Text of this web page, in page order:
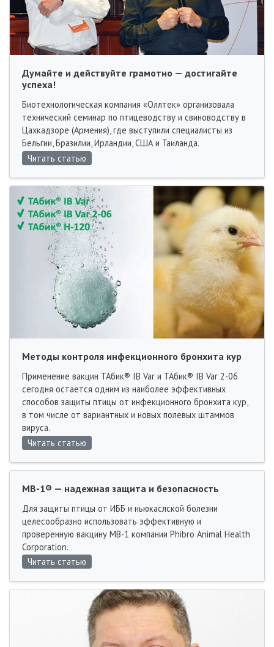
Думайте и действуйте грамотно — достигайте
успеха!
Биотехнологическая компания «Оллтек» организовала
технический семинар по птицеводству и свиноводству в
Цахкадзоре (Армения), где выступили специалисты из
Бельгии, Бразилии, Ирландии, США и Таиланда.
Читать статью
Методы контроля инфекционного бронхита кур
Применение вакцин ТАбик® IB Var и ТАбик® IB Var 2-06
сегодня остается одним из наиболее эффективных
способов защиты птицы от инфекционного бронхита кур,
в том числе от вариантных и новых полевых штаммов
вируса.
Читать статью
MB-1® — надежная защита и безопасность
Для защиты птицы от ИББ и ньюкаслской болезни
целесообразно использовать эффективную и
проверенную вакцину MB-1 компании Phibro Animal Health
Corporation.
Читать статью